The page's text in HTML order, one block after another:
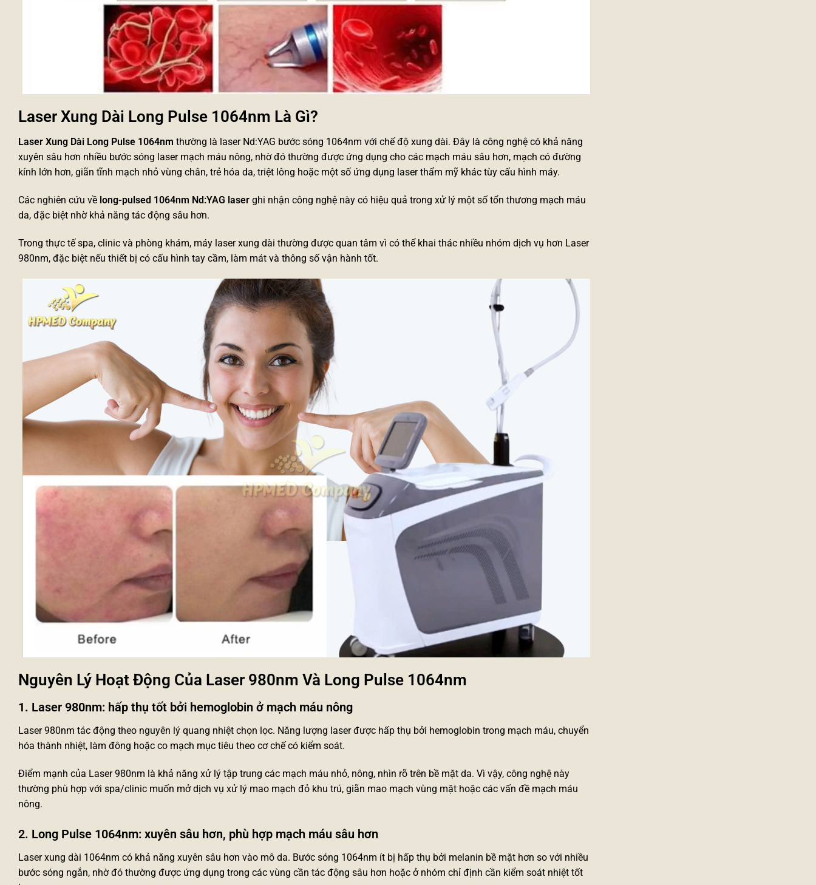
Laser Xung Dài Long Pulse 1064nm Là Gì?
Laser Xung Dài Long Pulse 1064nm thường là laser Nd:YAG bước sóng 1064nm với chế độ xung dài. Đây là công nghệ có khả năng
xuyên sâu hơn nhiều bước sóng laser mạch máu nông, nhờ đó thường được ứng dụng cho các mạch máu sâu hơn, mạch có đường
kính lớn hơn, giãn tĩnh mạch nhỏ vùng chân, trẻ hóa da, triệt lông hoặc một số ứng dụng laser thẩm mỹ khác tùy cấu hình máy.
Các nghiên cứu về long-pulsed 1064nm Nd:YAG laser ghi nhận công nghệ này có hiệu quả trong xử lý một số tổn thương mạch máu
da, đặc biệt nhờ khả năng tác động sâu hơn.
Trong thực tế spa, clinic và phòng khám, máy laser xung dài thường được quan tâm vì có thể khai thác nhiều nhóm dịch vụ hơn Laser
980nm, đặc biệt nếu thiết bị có cấu hình tay cầm, làm mát và thông số vận hành tốt.
Nguyên Lý Hoạt Động Của Laser 980nm Và Long Pulse 1064nm
1. Laser 980nm: hấp thụ tốt bởi hemoglobin ở mạch máu nông
Laser 980nm tác động theo nguyên lý quang nhiệt chọn lọc. Năng lượng laser được hấp thụ bởi hemoglobin trong mạch máu, chuyển
hóa thành nhiệt, làm đông hoặc co mạch mục tiêu theo cơ chế có kiểm soát.
Điểm mạnh của Laser 980nm là khả năng xử lý tập trung các mạch máu nhỏ, nông, nhìn rõ trên bề mặt da. Vì vậy, công nghệ này
thường phù hợp với spa/clinic muốn mở dịch vụ xử lý mao mạch đỏ khu trú, giãn mao mạch vùng mặt hoặc các vấn đề mạch máu
nông.
2. Long Pulse 1064nm: xuyên sâu hơn, phù hợp mạch máu sâu hơn
Laser xung dài 1064nm có khả năng xuyên sâu hơn vào mô da. Bước sóng 1064nm ít bị hấp thụ bởi melanin bề mặt hơn so với nhiều
bước sóng ngắn, nhờ đó thường được ứng dụng trong các vùng cần tác động sâu hơn hoặc ở nhóm chỉ định cần kiểm soát nhiệt tốt